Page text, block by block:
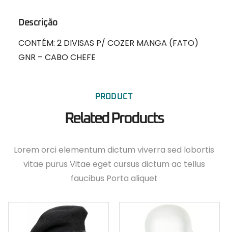
Descrição
CONTÉM: 2 DIVISAS P/ COZER MANGA (FATO)
GNR – CABO CHEFE
PRODUCT
Related Products
Lorem orci elementum dictum viverra sed lobortis
vitae purus Vitae eget cursus dictum ac tellus
faucibus Porta aliquet